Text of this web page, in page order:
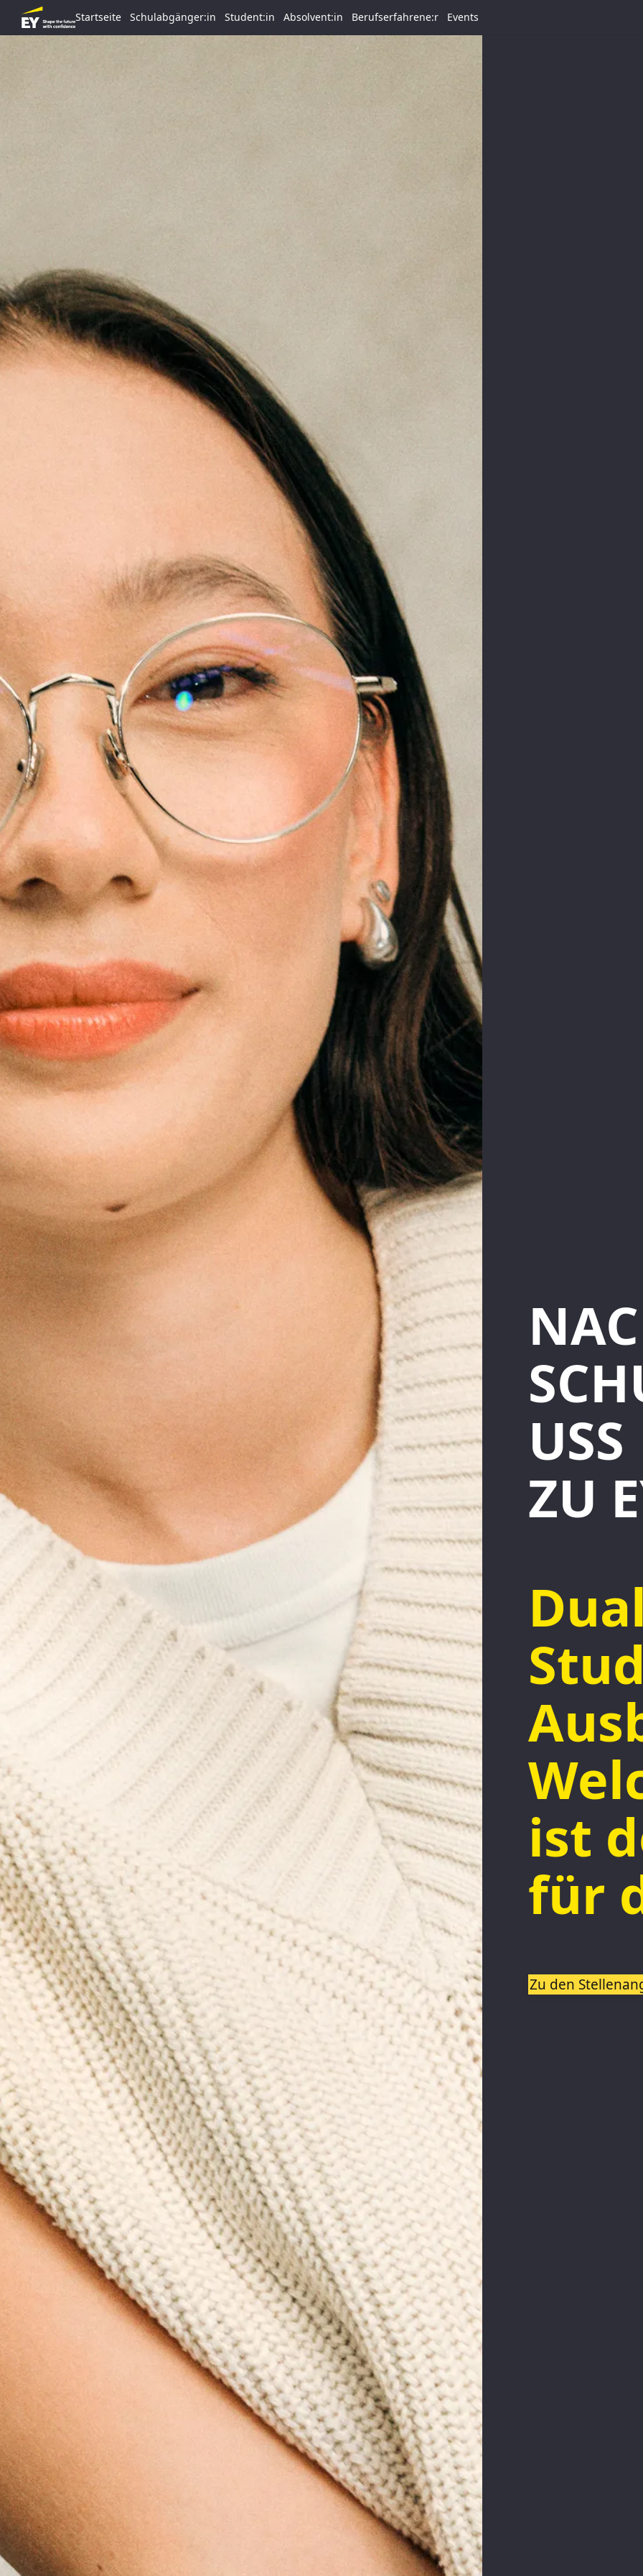
Startseite Schulabgänger:in Student:in Absolvent:in Berufserfahrene:r Events
USS
ZU
ist
für
Zu den